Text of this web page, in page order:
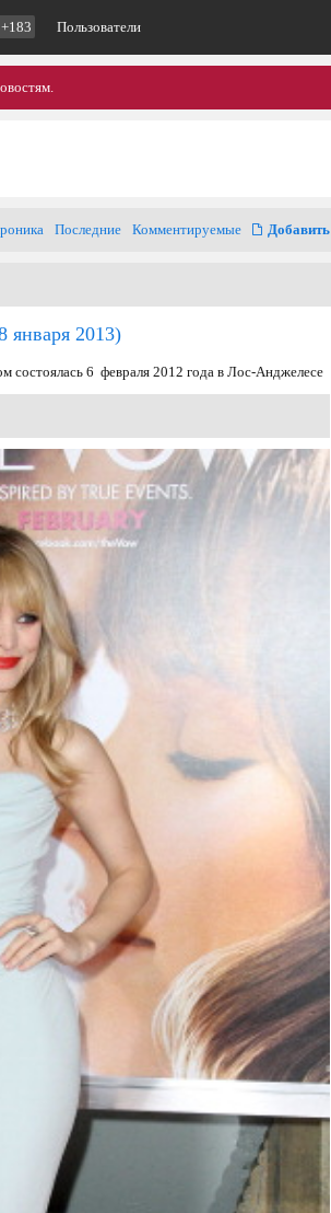
+183 Пользователи
Последние Комментируемые Добавить
января 2013)
состоялась 6 февраля 2012 года в Лос-Анджелесе